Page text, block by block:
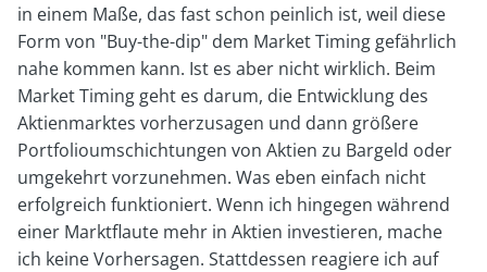
in einem Maße, das fast schon peinlich ist, weil diese
Form von "Buy-the-dip" dem Market Timing gefährlich
nahe kommen kann. Ist es aber nicht wirklich. Beim
Market Timing geht es darum, die Entwicklung des
Aktienmarktes vorherzusagen und dann größere
Portfolioumschichtungen von Aktien zu Bargeld oder
umgekehrt vorzunehmen. Was eben einfach nicht
erfolgreich funktioniert. Wenn ich hingegen während
einer Marktflaute mehr in Aktien investieren, mache
ich keine Vorhersagen. Stattdessen reagiere ich auf